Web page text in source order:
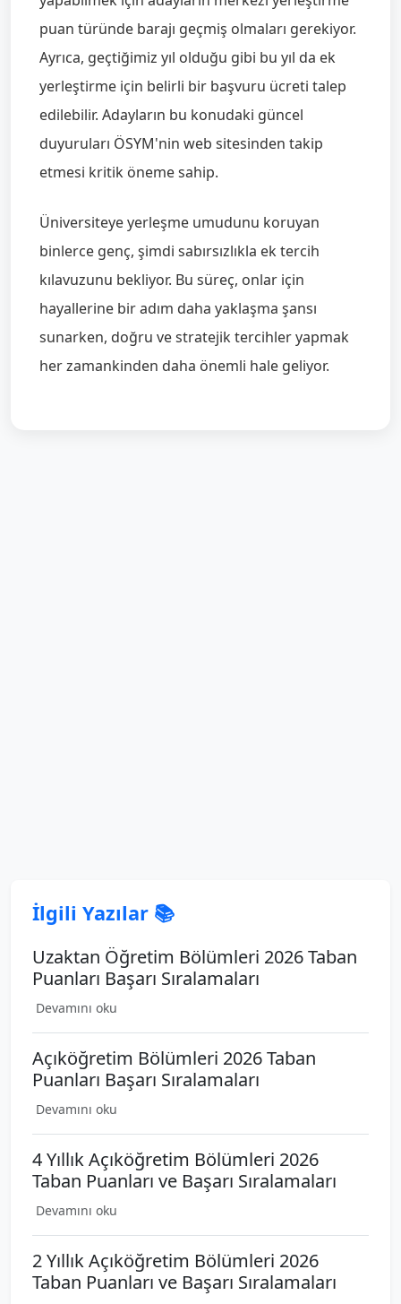
puan türünde barajı geçmiş olmaları gerekiyor.
Ayrıca, geçtiğimiz yıl olduğu gibi bu yıl da ek
yerleştirme için belirli bir başvuru ücreti talep
edilebilir. Adayların bu konudaki güncel
duyuruları ÖSYM'nin web sitesinden takip
etmesi kritik öneme sahip.
Üniversiteye yerleşme umudunu koruyan
binlerce genç, şimdi sabırsızlıkla ek tercih
kılavuzunu bekliyor. Bu süreç, onlar için
hayallerine bir adım daha yaklaşma şansı
sunarken, doğru ve stratejik tercihler yapmak
her zamankinden daha önemli hale geliyor.
İlgili Yazılar 📚
Uzaktan Öğretim Bölümleri 2026 Taban
Puanları Başarı Sıralamaları
Devamını oku
Açıköğretim Bölümleri 2026 Taban
Puanları Başarı Sıralamaları
Devamını oku
4 Yıllık Açıköğretim Bölümleri 2026
Taban Puanları ve Başarı Sıralamaları
Devamını oku
2 Yıllık Açıköğretim Bölümleri 2026
Taban Puanları ve Başarı Sıralamaları